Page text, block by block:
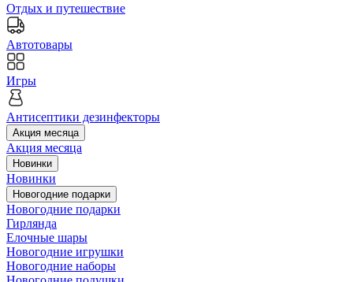
Отдых и путешествие
Автотовары
Игры
Антисептики дезинфекторы
Акция месяца
Акция месяца
Новинки
Новинки
Новогодние подарки
Новогодние подарки
Гирлянда
Елочные шары
Новогодние игрушки
Новогодние наборы